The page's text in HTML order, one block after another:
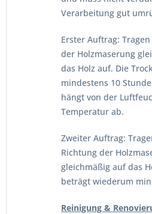
Verarbeitung gut
Erster Auftrag: T
der Holzmaserung
das Holz auf. Die
mindestens 10
hängt von der
Temperatur ab.
Zweiter Auftrag:
Richtung der
gleichmäßig auf das
beträgt wiederum
Reinigung &